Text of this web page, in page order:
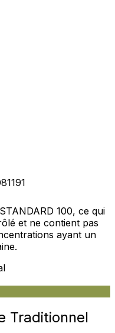
100, ce qui
et ne contient pas
ayant un
Traditionnel